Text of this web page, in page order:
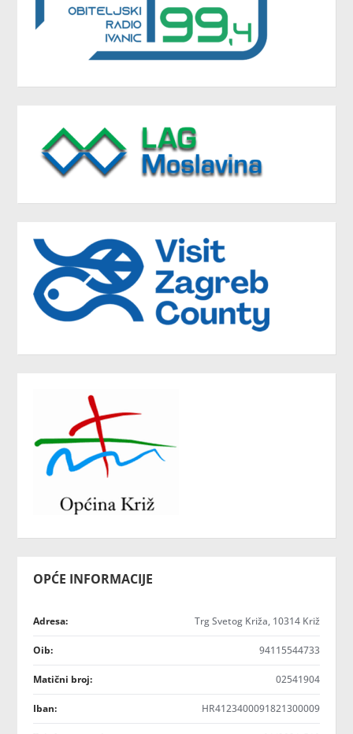
OPĆE INFORMACIJE
Adresa: Trg Svetog Križa, 10314 Križ
Oib: 94115544733
Matični broj: 02541904
Iban: HR4123400091821300009